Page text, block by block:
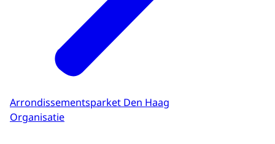
Arrondissementsparket Den Haag
Organisatie